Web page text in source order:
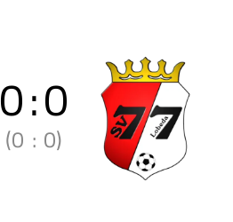
0:0
(0 : 0)